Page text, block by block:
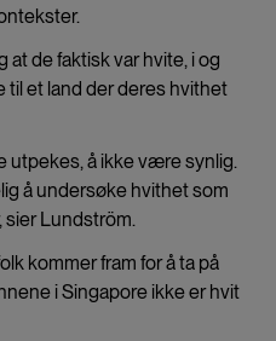
at de faktisk var hvite, i og
til et land der deres hvithet
utpekes, å ikke være synlig.
å undersøke hvithet som
sier Lundström.
kommer fram for å ta på
i Singapore ikke er hvit